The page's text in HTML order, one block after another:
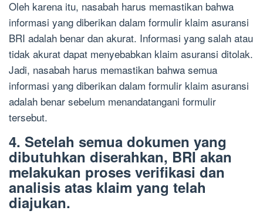
Oleh karena itu, nasabah harus memastikan bahwa
informasi yang diberikan dalam formulir klaim asuransi
BRI adalah benar dan akurat. Informasi yang salah atau
tidak akurat dapat menyebabkan klaim asuransi ditolak.
Jadi, nasabah harus memastikan bahwa semua
informasi yang diberikan dalam formulir klaim asuransi
adalah benar sebelum menandatangani formulir
tersebut.
4. Setelah semua dokumen yang
dibutuhkan diserahkan, BRI akan
melakukan proses verifikasi dan
analisis atas klaim yang telah
diajukan.